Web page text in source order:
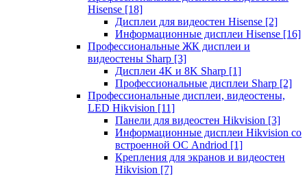
Hisense [18]
Дисплеи для видеостен Hisense [2]
Информационные дисплеи Hisense [16]
Профессиональные ЖК дисплеи и
видеостены Sharp [3]
Дисплеи 4K и 8K Sharp [1]
Профессиональные дисплеи Sharp [2]
Профессиональные дисплеи, видеостены,
LED Hikvision [11]
Панели для видеостен Hikvision [3]
Информационные дисплеи Hikvision со
встроенной ОС Andriod [1]
Крепления для экранов и видеостен
Hikvision [7]